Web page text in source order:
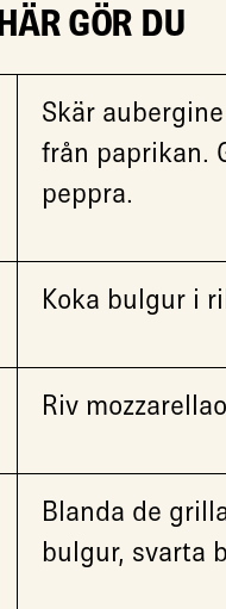
GÖR DU
Skär
från paprikan.
peppra.
Koka bulgur i
Riv
Blanda de
bulgur, svarta